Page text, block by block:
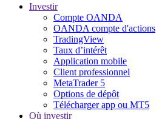
Investir
Compte OANDA
OANDA compte d'actions
TradingView
Taux d’intérêt
Application mobile
Client professionnel
MetaTrader 5
Options de dépôt
Télécharger app ou MT5
Où investir